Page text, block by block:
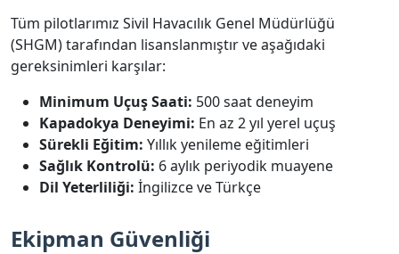
Tüm pilotlarımız Sivil Havacılık Genel Müdürlüğü
(SHGM) tarafından lisanslanmıştır ve aşağıdaki
gereksinimleri karşılar:
Minimum Uçuş Saati: 500 saat deneyim
Kapadokya Deneyimi: En az 2 yıl yerel uçuş
Sürekli Eğitim: Yıllık yenileme eğitimleri
Sağlık Kontrolü: 6 aylık periyodik muayene
Dil Yeterliliği: İngilizce ve Türkçe
Ekipman Güvenliği